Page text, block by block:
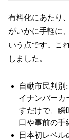
有料化にあたり
がいかに手軽に
いう点です。こ
しました。
自動市民判別
イナンバーカ
すだけで、瞬
口や事前の手
日本初レベル